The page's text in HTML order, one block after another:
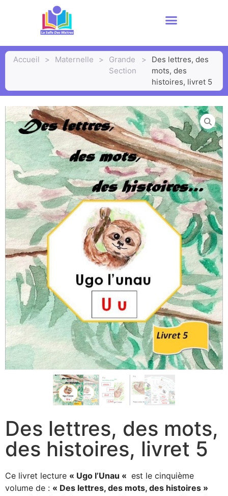
Accueil > Maternelle >
Grande
Section
>
Des lettres, des
mots, des
histoires, livret 5
Des lettres, des mots,
des histoires, livret 5
Ce livret lecture « Ugo l’Unau « est le cinquième
volume de : « Des lettres, des mots, des histoires »